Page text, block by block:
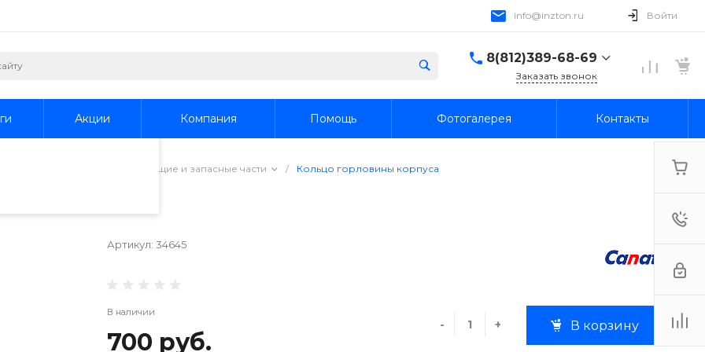
и
Продолжая
использования.
.
info@inzton.ru Войти
8(812)389-68-69
г. Санкт-Петербург,
Заказать звонок
Акции Компания Помощь Фотогалерея Контакты
Комплектующие и запасные части / Кольцо горловины корпуса
Артикул:34645
В наличии
700 руб.
- + В корзину